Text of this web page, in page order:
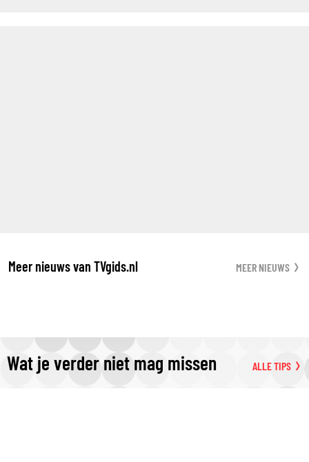
Meer nieuws van TVgids.nl MEER NIEUWS
Wat je verder niet mag missen ALLE TIPS